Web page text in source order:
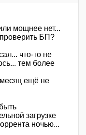
мощнее нет...
БП?
что-то не
тем более
ещё не
загрузке
ночью...